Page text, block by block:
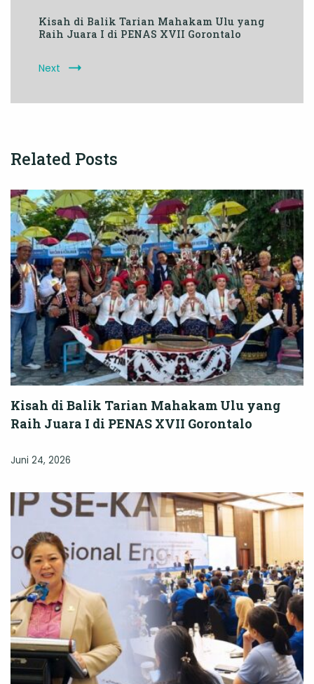
Kisah di Balik Tarian Mahakam Ulu yang
Raih Juara I di PENAS XVII Gorontalo
Next
Related Posts
Kisah di Balik Tarian Mahakam Ulu yang
Raih Juara I di PENAS XVII Gorontalo
Juni 24, 2026